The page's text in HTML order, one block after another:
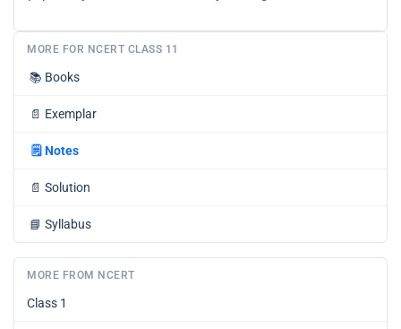
MORE FOR NCERT CLASS 11
📚 Books
📄 Exemplar
🗒️ Notes
📄 Solution
📘 Syllabus
MORE FROM NCERT
Class 1